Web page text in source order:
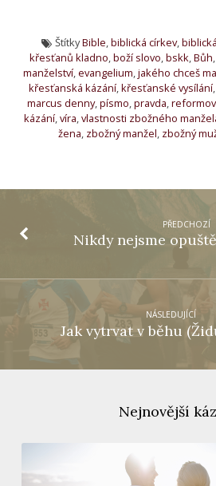
ŠtítkyBible,biblická církev,
křesťanů kladno,boží slovo,bskk,Bůh,
manželství,evangelium,jakého chceš
křesťanská kázání,křesťanské vysílání,
marcus denny,písmo,pravda,
kázání,víra,vlastnosti zbožného
žena, zbožný manžel, zbožný
PŘEDCHOZÍ
Nikdy nejsme
NÁSLEDUJÍCÍ
Jak vytrvat v běhu
Nejnovější